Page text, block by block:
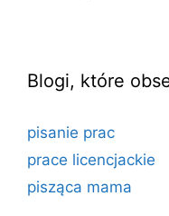
Blogi, które
pisanie prac
prace licencjackie
pisząca mama